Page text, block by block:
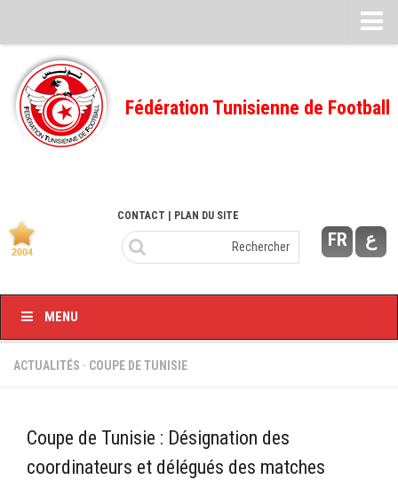
Feuille de match
FMI – 2022/2023
Ligue I – 2022/2023
Ligue I – 2020/2021
Ligue I – 2019/2020
Feuilles de match 2018/2019
Feuille de match 2017/2018
–Ligue I–
Fédération Tunisienne de Football
FR ع
CONTACT | PLAN DU SITE
MENU
ACTUALITÉS · COUPE DE TUNISIE
Coupe de Tunisie : Désignation des
coordinateurs et délégués des matches